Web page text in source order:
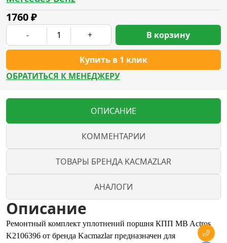
1760₽
- +
Купить в 1 клик
В корзину
ОБРАТИТЬСЯ К МЕНЕДЖЕРУ
ОПИСАНИЕ
КОММЕНТАРИИ
ТОВАРЫ БРЕНДА KACMAZLAR
АНАЛОГИ
Описание
Ремонтный комплект уплотнений поршня КПП MB Actros
K2106396 от бренда Kacmazlar предназначен для